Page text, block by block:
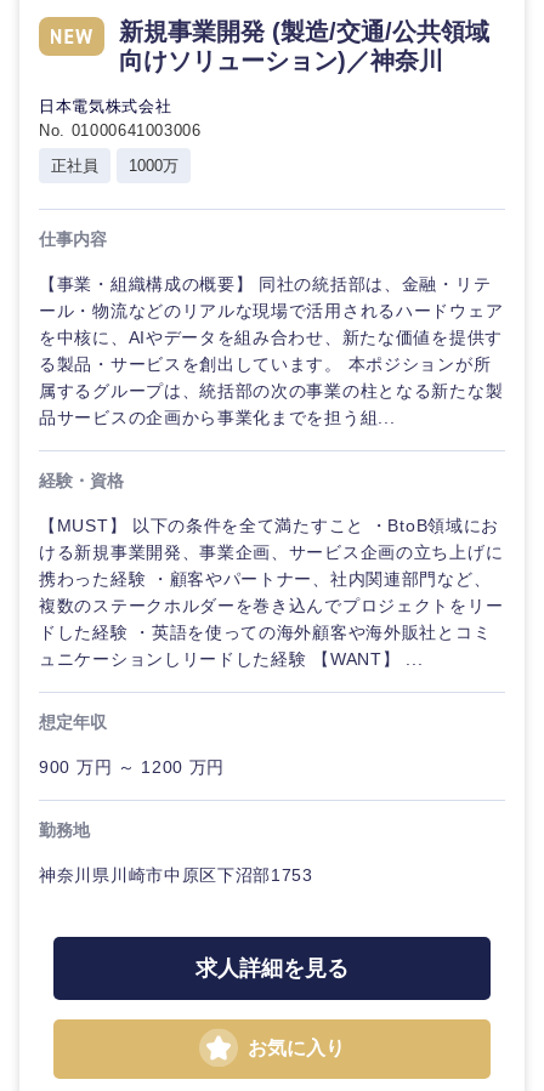
クリエイ
ティブ
コンサル
タント
（IT）、
Webサー
ビス・制
作、ゲー
ム
（モノづ
くり）
金融専門
職
メディカ
ル
門職
事務職
その他
専門職
技術職（IT）、Webサービス・制作、ゲーム
技術職（モノづくり）
金融専門職
メディカル
不動産専門職
建設・施工管理
事務職
その他
建設・不動産
倉庫・運輸・物流
WEBサービス
コンサル・シンクタンク
広告・宣伝・印刷
マスメディア
エンターテイメント
法律・特許事務所・監査法人
人材・アウトソーシング
茨城県
埼玉県
千葉県 東京都
外資系企業 英語を活かす
転勤なし
上
完全週休2日制 社宅・家賃補助有
新規事業開発 (製造/交通/公共領域
向けソリューション)／神奈川
日本電気株式会社
No. 01000641003006
正社員
1000万
仕事内容
【事業・組織構成の概要】 同社の統括部は、金融・リテ
ール・物流などのリアルな現場で活用されるハードウェア
を中核に、AIやデータを組み合わせ、新たな価値を提供す
る製品・サービスを創出しています。 本ポジションが所
属するグループは、統括部の次の事業の柱となる新たな製
品サービスの企画から事業化までを担う組...
経験・資格
【MUST】 以下の条件を全て満たすこと ・BtoB領域にお
ける新規事業開発、事業企画、サービス企画の立ち上げに
携わった経験 ・顧客やパートナー、社内関連部門など、
複数のステークホルダーを巻き込んでプロジェクトをリー
ドした経験 ・英語を使っての海外顧客や海外販社とコミ
ュニケーションしリードした経験 【WANT】 ...
想定年収
900 万円 ～ 1200 万円
勤務地
神奈川県川崎市中原区下沼部1753
求人詳細を見る
お気に入り